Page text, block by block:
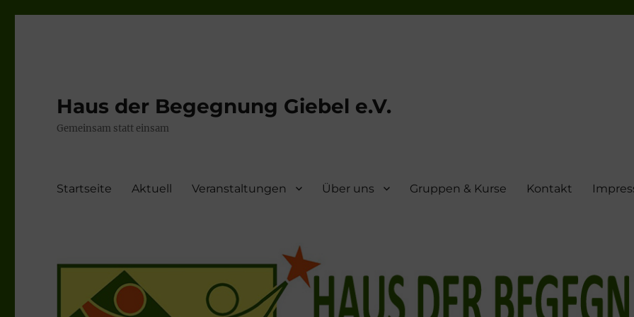
Haus der Begegnung Giebel e.V.
Gemeinsam statt einsam
Startseite Aktuell Veranstaltungen Über uns Gruppen & Kurse Kontakt